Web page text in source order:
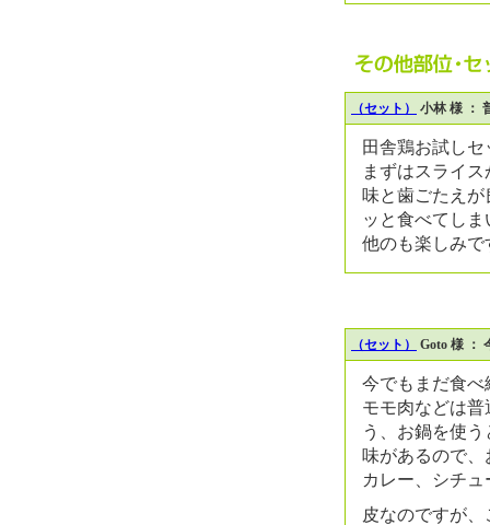
（セット） 小林 様 ：
田舎鶏お試し
まずはスライ
味と歯ごたえ
ッと食べてし
他のも楽しみ
（セット） Goto 様 ：
今でもまだ食
モモ肉などは
う、お鍋を使
味があるので
カレー、シチ
皮なのですが